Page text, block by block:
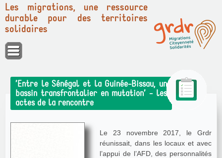
Panneau de gestion des cookies
Les migrations, une ressource
durable pour des territoires
solidaires
’Entre le Sénégal et la Guinée-Bissau, un
bassin transfrontalier en mutation’ - les
actes de la rencontre
Le 23 novembre 2017, le Grdr
réunissait, dans les locaux et avec
l’appui de l’AFD, des personnalités